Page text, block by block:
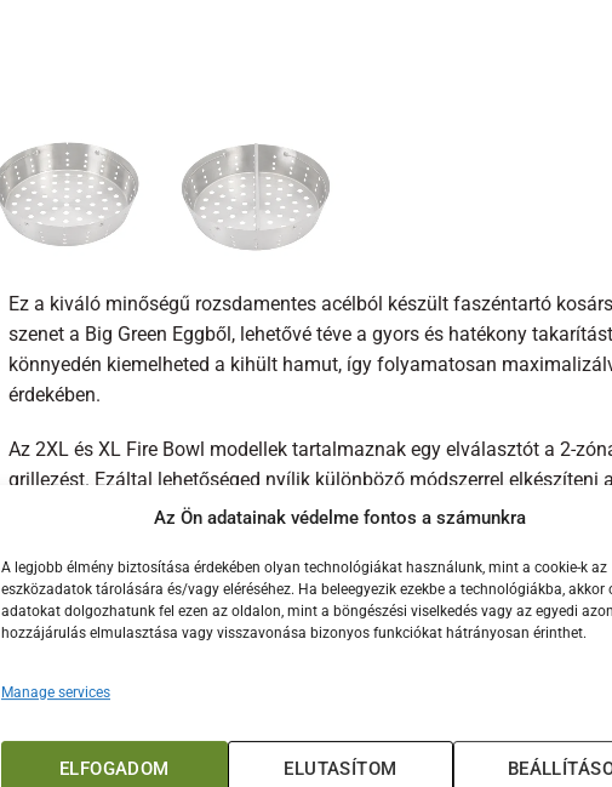
Az Ön adatainak védelme fontos a számunkra
A legjobb élmény biztosítása érdekében olyan technológiákat használunk, mint a cookie-k az
eszközadatok tárolására és/vagy eléréséhez. Ha beleegyezik ezekbe a technológiákba, akkor
adatokat dolgozhatunk fel ezen az oldalon, mint a böngészési viselkedés vagy az egyedi
hozzájárulás elmulasztása vagy visszavonása bizonyos funkciókat hátrányosan érinthet.
Manage services
ELFOGADOM ELUTASÍTOM
Ez a kiváló minőségű rozsdamentes acélból készült faszéntartó
szenet a Big Green Eggből, lehetővé téve a gyors és hatékony
könnyedén kiemelheted a kihült hamut, így folyamatosan
érdekében.
Az 2XL és XL Fire Bowl modellek tartalmaznak egy elválasztót a 2-
grillezést. Ezáltal lehetőséged nyílik különböző módszerrel elkészíteni
korrózióállóságot. A tál és fogantyúk kiváló minőségű szerkezetének
amelyek törésre hajlamosak lennének. A Big Green Egg Stainless
megkülönbözteti a profi és szenvedélyes grillezőket.
Ha ki szeretnéd váltani a hagyományos öntöttvas tűztérrostot, akkor
Green Egg Stainless Steel Fire Bowl-lal! Éld át a kivételes ízek és a
olyan eszközre, amely a legmagasabb elvárásoknak is megfelel.